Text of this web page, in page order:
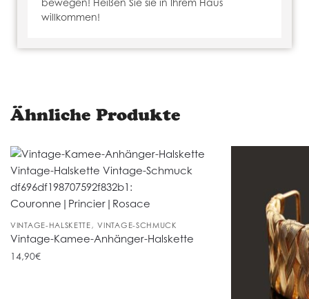
bewegen! Heißen Sie sie in Ihrem Haus
willkommen!
Ähnliche Produkte
VINTAGE-HALSKETTE,VINTAGE-SCHMUCK
Vintage-Kamee-Anhänger-Halskette
14,90€